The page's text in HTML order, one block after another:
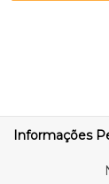
Informações